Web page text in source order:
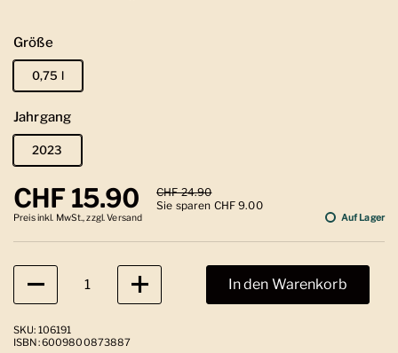
Größe
0,75 l
Jahrgang
2023
Regulärer Preis
CHF 15.90 Sale-Preis
CHF 24.90
Sie sparen CHF 9.00
Preis inkl. MwSt., zzgl. Versand Auf Lager
Anzahl
In den Warenkorb
SKU: 106191
ISBN: 6009800873887